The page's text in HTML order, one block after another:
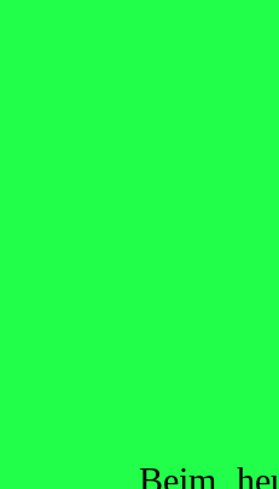
Beim